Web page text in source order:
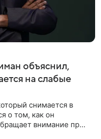
объяснил,
на слабые
снимается в
о том, как он
внимание при